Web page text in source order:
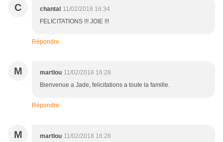
C chantal 11/02/2018 16:34
FELICITATIONS !!! JOIE !!!
Répondre
M martlou 11/02/2018 16:28
Bienvenue a Jade, felicitations a toute la famille.
Répondre
M martlou 11/02/2018 16:28